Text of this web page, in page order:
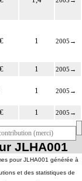
1 2005 →
1 2005 →
1 2005 →
1 2005 →
JLHA001
pour JLHA001 générée à
et des statistiques de